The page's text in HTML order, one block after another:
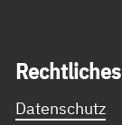
Recht­li­ches
Datenschutz